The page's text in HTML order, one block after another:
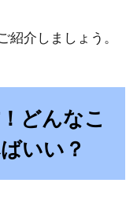
介しましょう。
どんなこ
いい？